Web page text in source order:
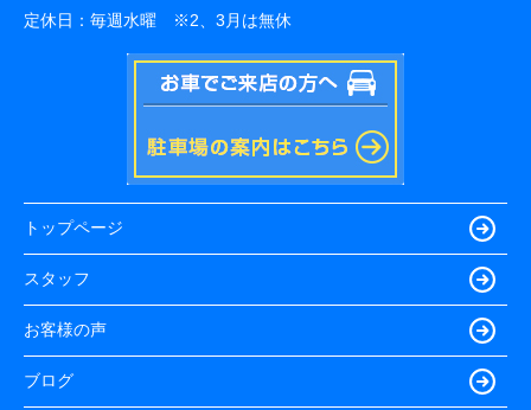
定休日： 毎週水曜 ※2、3月は無休
トップページ
スタッフ
お客様の声
ブログ